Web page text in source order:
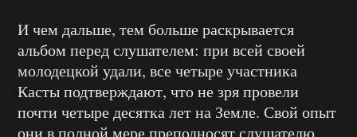
И чем дальше, тем больше раскрывается
альбом перед слушателем: при всей своей
молодецкой удали, все четыре участника
Касты подтверждают, что не зря провели
почти четыре десятка лет на Земле. Свой опыт